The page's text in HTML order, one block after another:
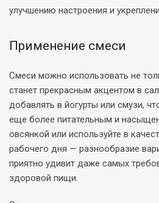
улучшению настроения и
Применение смеси
Смеси можно использовать не
станет прекрасным акцентом в
добавлять в йогурты или смузи,
еще более питательным и
овсянкой или используйте в
рабочего дня — разнообразие
приятно удивит даже самых
здоровой пищи.